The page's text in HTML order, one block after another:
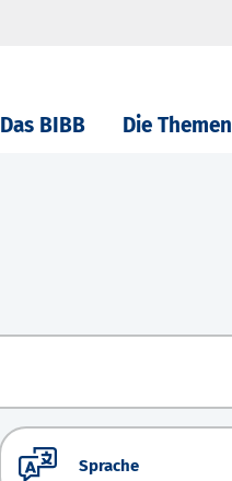
Das BIBB Die Themen
Sprache